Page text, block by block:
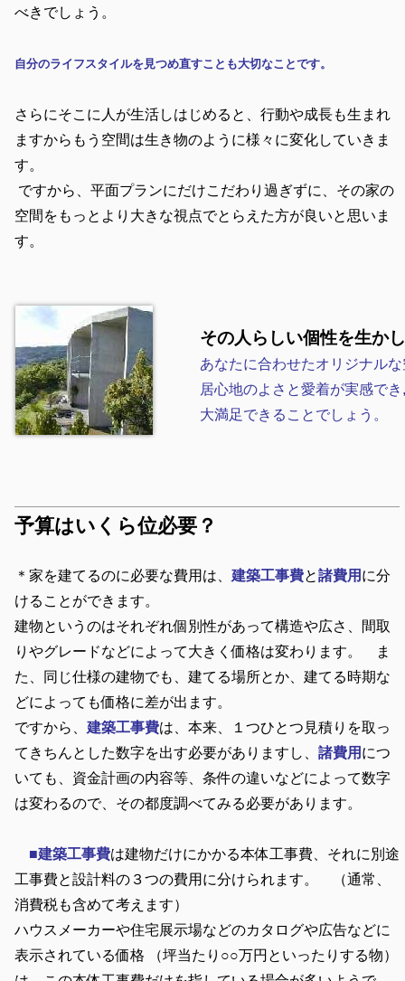
べきでしょう。
自分のライフスタイルを見つめ直すことも大切なことです。
さらにそこに人が生活しはじめると、行動や成長も生まれ
ますからもう空間は生き物のように様々に変化していきま
す。
ですから、平面プランにだけこだわり過ぎずに、その家の
空間をもっとより大きな視点でとらえた方が良いと思いま
す。
その人らしい個性を生か
あなたに合わせたオリジナル
居心地のよさと愛着が実感で
大満足できることでしょう。
予算はいくら位必要？
＊家を建てるのに必要な費用は、 建築工事費と諸費用 に分
けることができます。
建物というのはそれぞれ個別性があって構造や広さ、間取
りやグレードなどによって大きく価格は変わります。 ま
た、同じ仕様の建物でも、建てる場所とか、建てる時期な
どによっても価格に差が出ます。
ですから、 建築工事費は、本来、１つひとつ見積りを取っ
てきちんとした数字を出す必要がありますし、 諸費用 につ
いても、資金計画の内容等、条件の違いなどによって数字
は変わるので、その都度調べてみる必要があります。
■建築工事費は建物だけにかかる本体工事費、それに別途
工事費と設計料の３つの費用に分けられます。 （通常、
消費税も含めて考えます）
ハウスメーカーや住宅展示場などのカタログや広告などに
表示されている価格 （坪当たり○○万円といったりする物）